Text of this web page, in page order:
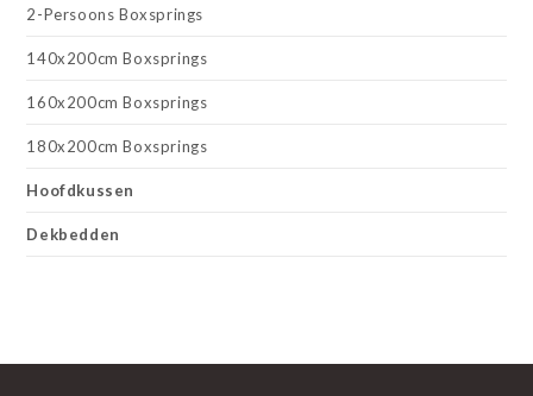
2-Persoons Boxsprings
140x200cm Boxsprings
160x200cm Boxsprings
180x200cm Boxsprings
Hoofdkussen
Dekbedden